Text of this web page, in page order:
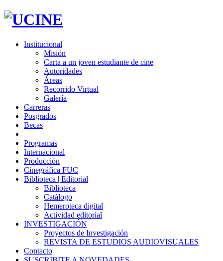
Institucional
Misión
Carta a un joven estudiante de cine
Autoridades
Áreas
Recorrido Virtual
Galería
Carreras
Posgrados
Becas
Programas
Internacional
Producción
Cinegráfica FUC
Biblioteca | Editorial
Biblioteca
Catálogo
Hemeroteca digital
Actividad editorial
INVESTIGACIÓN
Proyectos de Investigación
REVISTA DE ESTUDIOS AUDIOVISUALES
Contacto